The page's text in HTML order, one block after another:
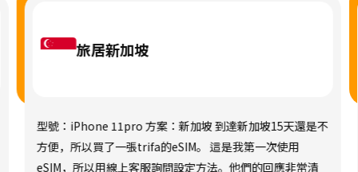
旅居新加坡
型號：iPhone 11pro 方案：新加坡 到達新加坡15天還是不
方便，所以買了一張trifa的eSIM。 這是我第一次使用
eSIM，所以用線上客服詢問設定方法。他們的回應非常清